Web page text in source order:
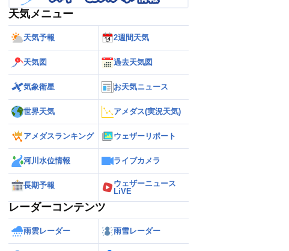
天気メニュー
天気予報 2週間天気
天気図 過去天気図
気象衛星 お天気ニュース
世界天気 アメダス(実況天気)
アメダスランキング ウェザーリポート
河川水位情報 ライブカメラ
長期予報
ウェザーニュース
LiVE
レーダーコンテンツ
雨雲レーダー 雨雪レーダー